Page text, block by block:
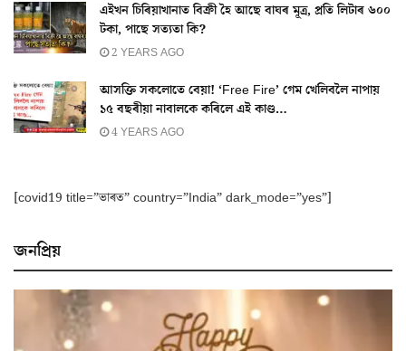
এইখন চিৰিয়াখানাত বিক্ৰী হৈ আছে বাঘৰ মূত্ৰ, প্ৰতি লিটাৰ ৬০০
টকা, পাছে সত্যতা কি?
2 YEARS AGO
আসক্তি সকলোতে বেয়া! ‘Free Fire’ গেম খেলিবলৈ নাপায়
১৫ বছৰীয়া নাবালকে কৰিলে এই কাণ্ড…
4 YEARS AGO
[covid19 title=”ভাৰত” country=”India” dark_mode=”yes”]
জনপ্ৰিয়